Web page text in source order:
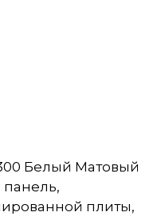
Белый Матовый
панель,
плиты,